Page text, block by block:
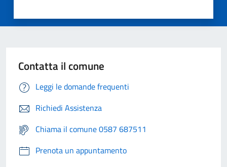
Contatta il comune
Leggi le domande frequenti
Richiedi Assistenza
Chiama il comune 0587 687511
Prenota un appuntamento